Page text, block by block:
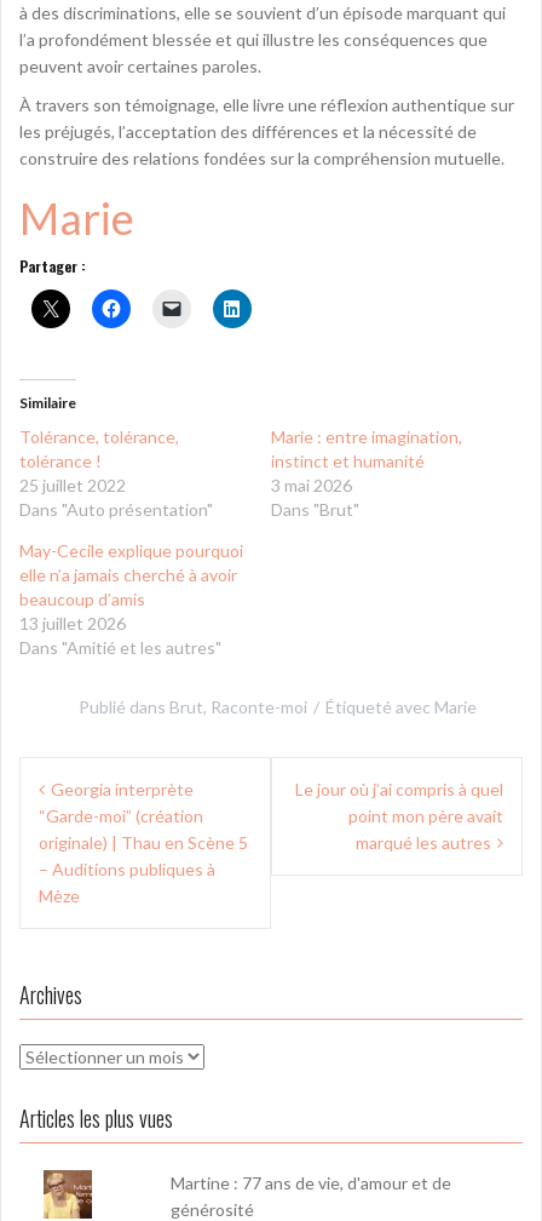
à des discriminations, elle se souvient d’un épisode marquant qui
l’a profondément blessée et qui illustre les conséquences que
peuvent avoir certaines paroles.
À travers son témoignage, elle livre une réflexion authentique sur
les préjugés, l’acceptation des différences et la nécessité de
construire des relations fondées sur la compréhension mutuelle.
Marie
Partager :
Similaire
Tolérance, tolérance,
tolérance !
25 juillet 2022
Dans "Auto présentation"
Marie : entre imagination,
instinct et humanité
3 mai 2026
Dans "Brut"
May-Cecile explique pourquoi
elle n’a jamais cherché à avoir
beaucoup d’amis
13 juillet 2026
Dans "Amitié et les autres"
Publié dans Brut, Raconte-moi Étiqueté avec Marie
Navigation
de
l’article
Georgia interprète
“Garde-moi” (création
originale) | Thau en Scène 5
– Auditions publiques à
Mèze
Le jour où j’ai compris à quel
point mon père avait
marqué les autres
Archives
Archives
Articles les plus vues
Martine : 77 ans de vie, d'amour et de
générosité